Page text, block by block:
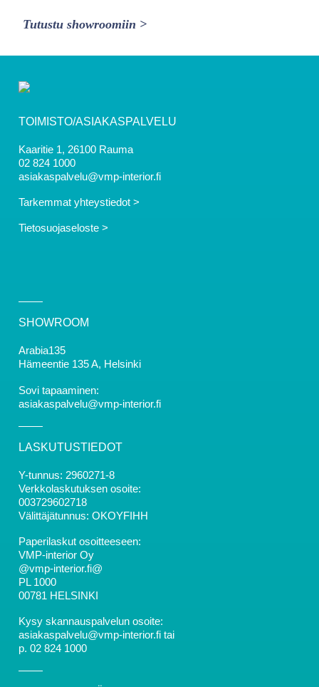
Tutustu showroomiin >
TOIMISTO/ASIAKASPALVELU
Kaaritie 1, 26100 Rauma
02 824 1000
asiakaspalvelu@vmp-interior.fi
Tarkemmat yhteystiedot >
Tietosuojaseloste >
SHOWROOM
Arabia135
Hämeentie 135 A, Helsinki
Sovi tapaaminen:
asiakaspalvelu@vmp-interior.fi
LASKUTUSTIEDOT
Y-tunnus: 2960271-8
Verkkolaskutuksen osoite:
003729602718
Välittäjätunnus: OKOYFIHH
Paperilaskut osoitteeseen:
VMP-interior Oy
@vmp-interior.fi@
PL 1000
00781 HELSINKI
Kysy skannauspalvelun osoite:
asiakaspalvelu@vmp-interior.fi tai
p. 02 824 1000